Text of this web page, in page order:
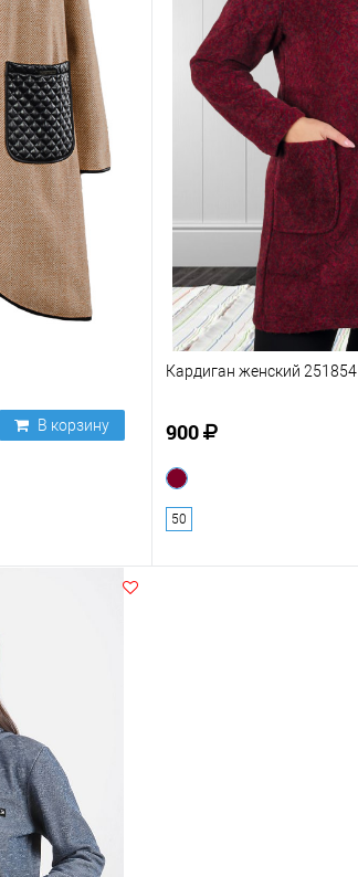
В корзину
Кардиган женский 251854
900
50